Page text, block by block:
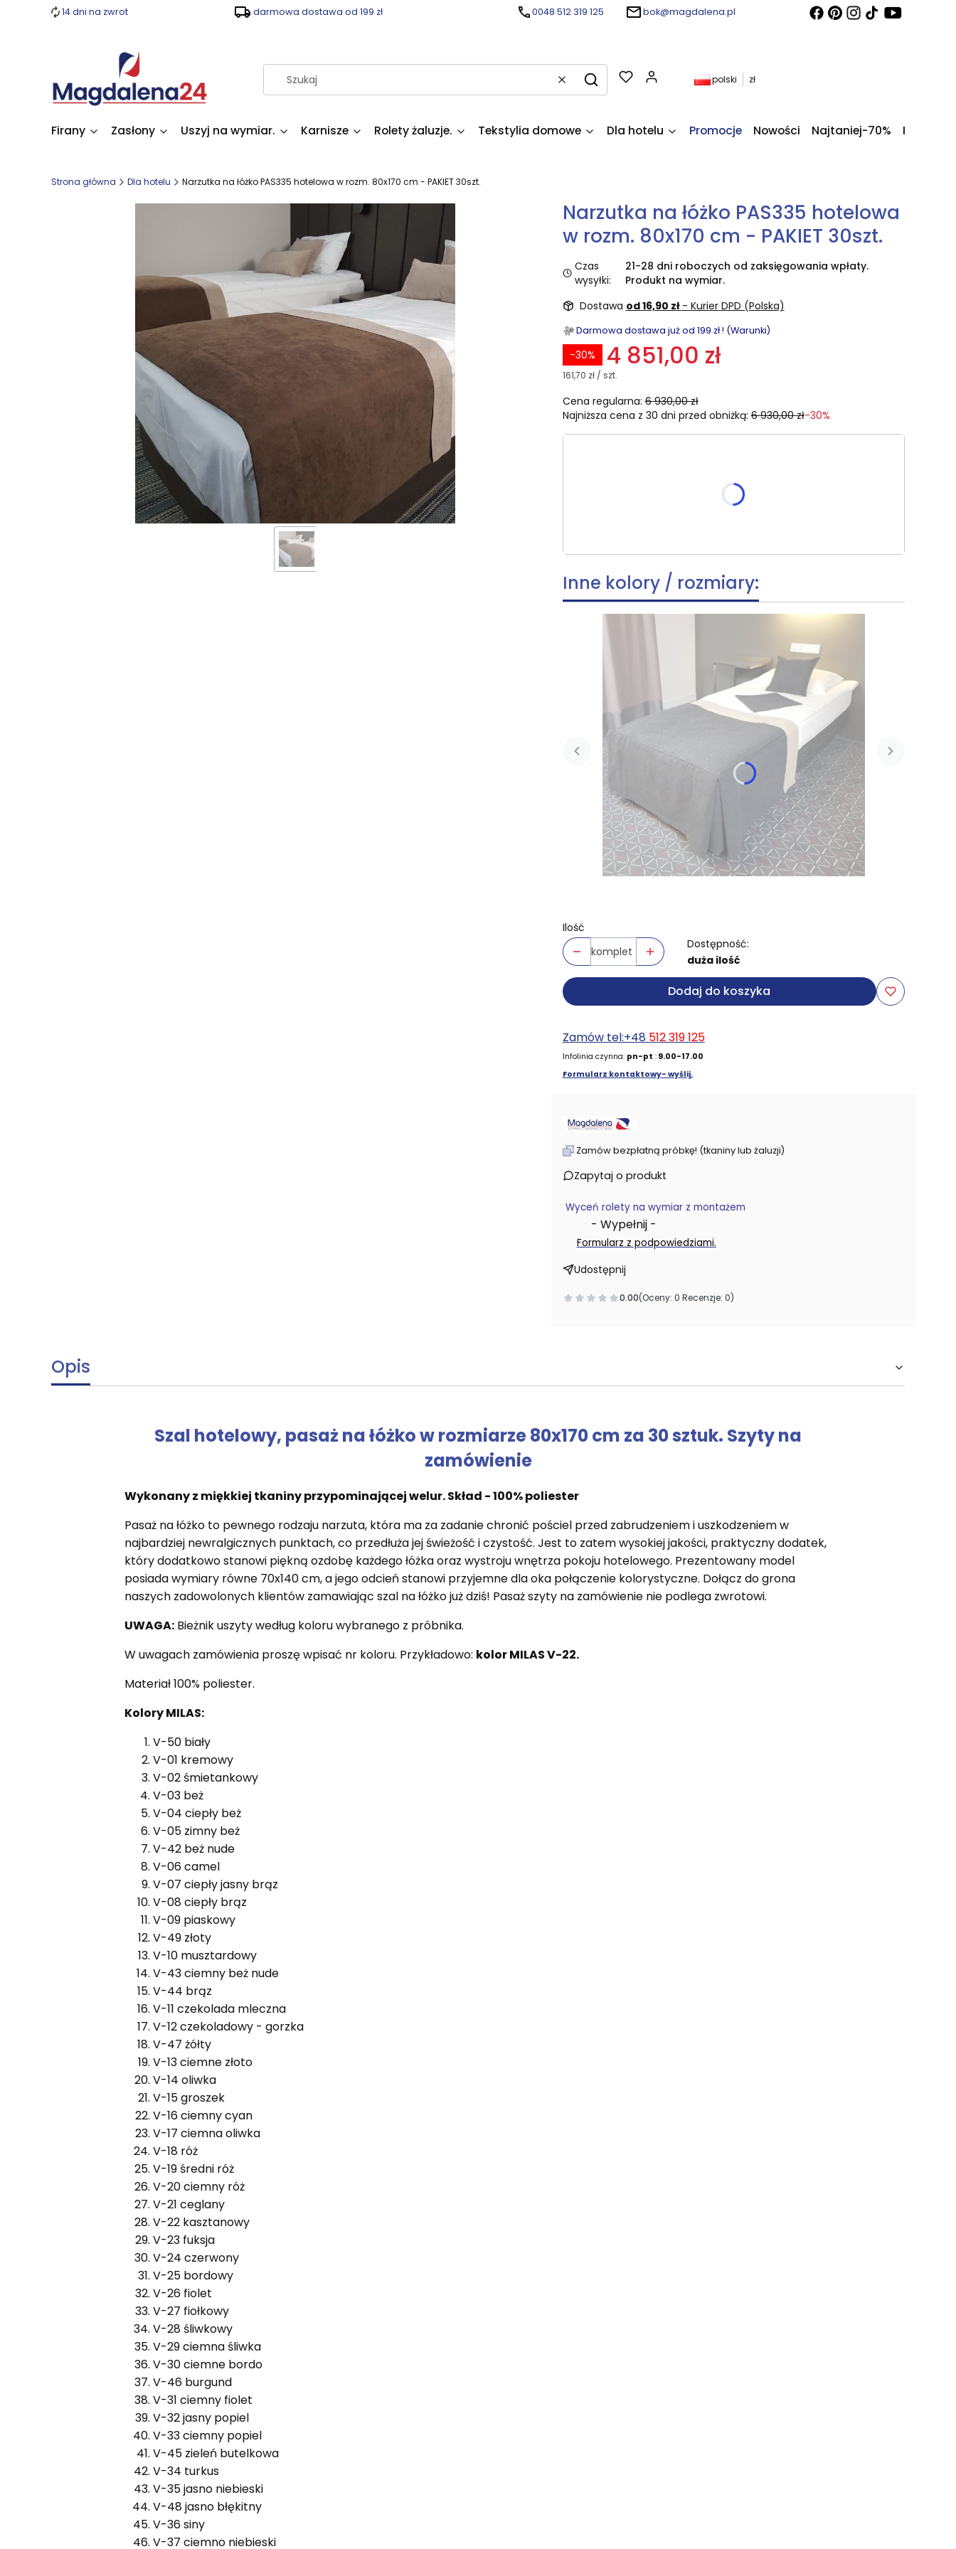
14 dni na zwrot darmowa dostawa od 199 zł 0048 512 319 125 bok@magdalena.pl
WyczyśćSzukaj
Produkty w koszyku: 0. Zobacz szczegóły
polski zł
Firany Zasłony Uszyj na wymiar. Karnisze Rolety żaluzje. Tekstylia domowe Dla hotelu Promocje Nowości Najtaniej-70% Kupony
Strona główna Dla hotelu Narzutka na łóżko PAS335 hotelowa w rozm. 80x170 cm - PAKIET 30szt.
Narzutka na łóżko PAS335 hotelowa
w rozm. 80x170 cm - PAKIET 30szt.
Czas
wysyłki:
21-28 dni roboczych od zaksięgowania wpłaty.
Produkt na wymiar.
Dostawa od 16,90 zł - Kurier DPD (Polska)
Darmowa dostawa już od 199 zł ! (Warunki)
4 851,00 zł
161,70 zł / szt.
Cena regularna: 6 930,00 zł
-30%
Najniższa cena z 30 dni przed obniżką: 6 930,00 zł-30%
Inne kolory / rozmiary:
Ilość
komplet
Dostępność:
duża ilość
Dodaj do koszyka
Zamów tel:+48 512 319 125
Infolinia czynna: pn-pt :9.00-17.00
Formularz kontaktowy- wyślij.
Zamów bezpłatną próbkę! (tkaniny lub żaluzji)
Zapytaj o produkt
Wyceń rolety na wymiar z montażem
- Wypełnij -
Formularz z podpowiedziami.
Udostępnij
0.00(Oceny: 0 Recenzje: 0)
Opis
Szal hotelowy, pasaż na łóżko w rozmiarze 80x170 cm za 30 sztuk. Szyty na
zamówienie
Wykonany z miękkiej tkaniny przypominającej welur. Skład - 100% poliester
Pasaż na łóżko to pewnego rodzaju narzuta, która ma za zadanie chronić pościel przed zabrudzeniem i uszkodzeniem w
najbardziej newralgicznych punktach, co przedłuża jej świeżość i czystość. Jest to zatem wysokiej jakości, praktyczny dodatek,
który dodatkowo stanowi piękną ozdobę każdego łóżka oraz wystroju wnętrza pokoju hotelowego. Prezentowany model
posiada wymiary równe 70x140 cm, a jego odcień stanowi przyjemne dla oka połączenie kolorystyczne. Dołącz do grona
naszych zadowolonych klientów zamawiając szal na łóżko już dziś! Pasaż szyty na zamówienie nie podlega zwrotowi.
UWAGA:Bieżnik uszyty według koloru wybranego z próbnika.
W uwagach zamówienia proszę wpisać nr koloru. Przykładowo: kolor MILAS V-22.
Materiał 100% poliester.
Kolory MILAS:
V-50 biały
V-01 kremowy
V-02 śmietankowy
V-03 beż
V-04 ciepły beż
V-05 zimny beż
V-42 beż nude
V-06 camel
V-07 ciepły jasny brąz
V-08 ciepły brąz
V-09 piaskowy
V-49 złoty
V-10 musztardowy
V-43 ciemny beż nude
V-44 brąz
V-11 czekolada mleczna
V-12 czekoladowy - gorzka
V-47 żółty
V-13 ciemne złoto
V-14 oliwka
V-15 groszek
V-16 ciemny cyan
V-17 ciemna oliwka
V-18 róż
V-19 średni róż
V-20 ciemny róż
V-21 ceglany
V-22 kasztanowy
V-23 fuksja
V-24 czerwony
V-25 bordowy
V-26 fiolet
V-27 fiołkowy
V-28 śliwkowy
V-29 ciemna śliwka
V-30 ciemne bordo
V-46 burgund
V-31 ciemny fiolet
V-32 jasny popiel
V-33 ciemny popiel
V-45 zieleń butelkowa
V-34 turkus
V-35 jasno niebieski
V-48 jasno błękitny
V-36 siny
V-37 ciemno niebieski